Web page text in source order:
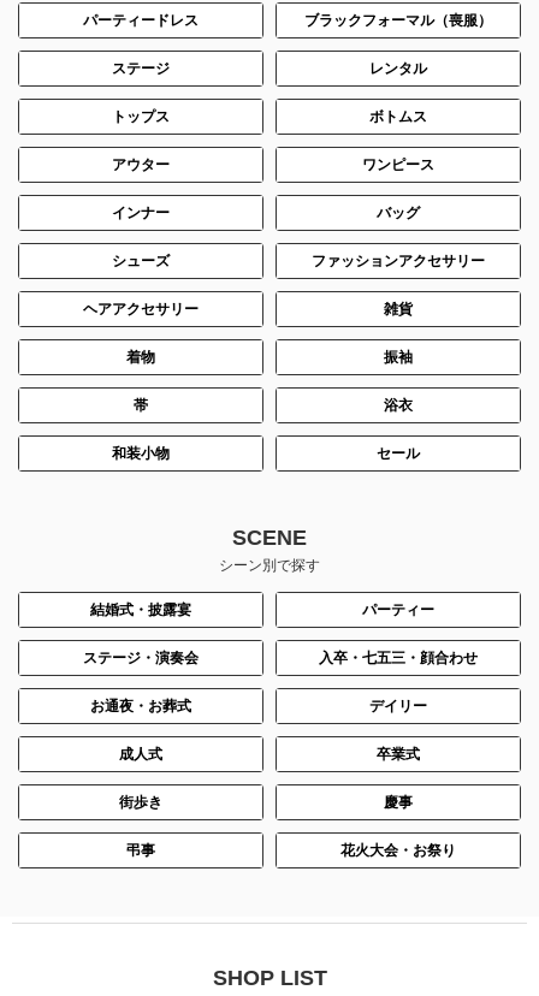
パーティードレス ブラックフォーマル（喪服）
ステージ レンタル
トップス ボトムス
アウター ワンピース
インナー バッグ
シューズ ファッションアクセサリー
ヘアアクセサリー 雑貨
着物 振袖
帯 浴衣
和装小物 セール
SCENE
シーン別で探す
結婚式・披露宴 パーティー
ステージ・演奏会 入卒・七五三・顔合わせ
お通夜・お葬式 デイリー
成人式 卒業式
街歩き 慶事
弔事 花火大会・お祭り
SHOP LIST